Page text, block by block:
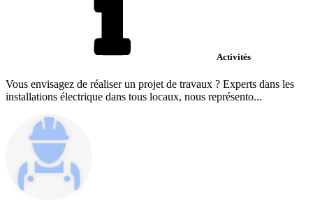
Activités
Vous envisagez de réaliser un projet de travaux ? Experts dans les
installations électrique dans tous locaux, nous représento...